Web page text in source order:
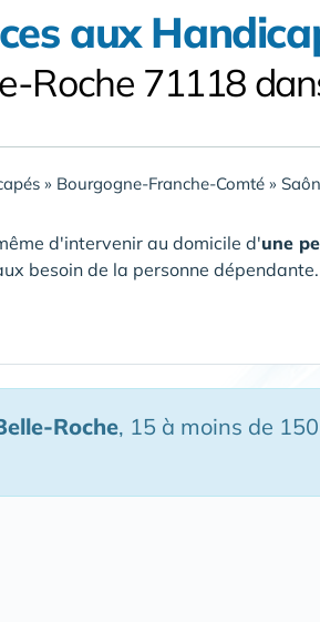
aux
Roche 71118
» Bourgogne-Franche-Comté »
d'intervenir au domicile d'une
besoin de la personne dépendante.
Roche, 15 à moins de 150